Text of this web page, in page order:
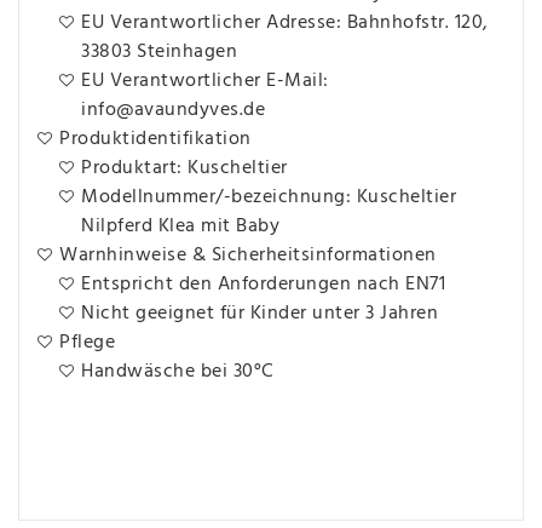
EU Verantwortlicher Adresse: Bahnhofstr. 120,
33803 Steinhagen
EU Verantwortlicher E-Mail:
info@avaundyves.de
Produktidentifikation
Produktart: Kuscheltier
Modellnummer/-bezeichnung: Kuscheltier
Nilpferd Klea mit Baby
Warnhinweise & Sicherheitsinformationen
Entspricht den Anforderungen nach EN71
Nicht geeignet für Kinder unter 3 Jahren
Pflege
Handwäsche bei 30°C